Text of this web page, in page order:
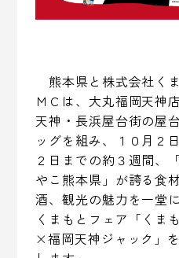
熊本県と株式会社く
ＭＣは、大丸福岡天神
天神・長浜屋台街の屋
ッグを組み、１０月２
２日までの約３週間、
やこ熊本県」が誇る食
酒、観光の魅力を一堂
くまもとフェア「くま
×福岡天神ジャック」